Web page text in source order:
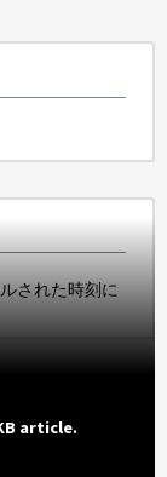
された時刻に
article.